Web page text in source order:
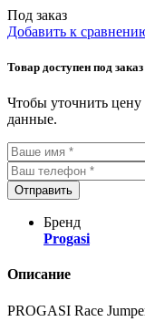
Под заказ
Добавить к
Товар доступен под заказ
Чтобы уточнить цену
данные.
Отправить
Бренд
Progasi
Описание
PROGASI Race